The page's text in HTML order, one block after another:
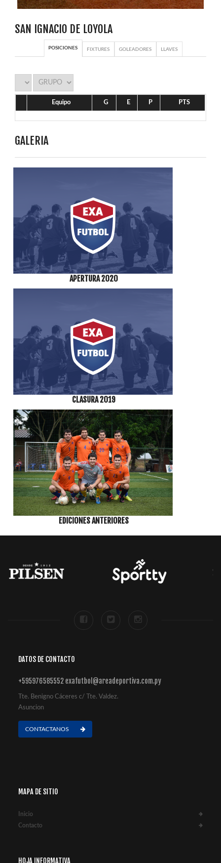
SAN IGNACIO DE LOYOLA
POSICIONES FIXTURES GOLEADORES LLAVES
Equipo G E P PTS
GALERIA
APERTURA 2020
CLASURA 2019
EDICIONES ANTERIORES
DATOS DE CONTACTO
+595976585552 exafutbol@areadeportiva.com.py
Tte. Benigno Cáceres c/ Tte. Valdez.
Asuncion
CONTACTANOS
MAPA DE SITIO
Inicio
Contacto
HOJA INFORMATIVA